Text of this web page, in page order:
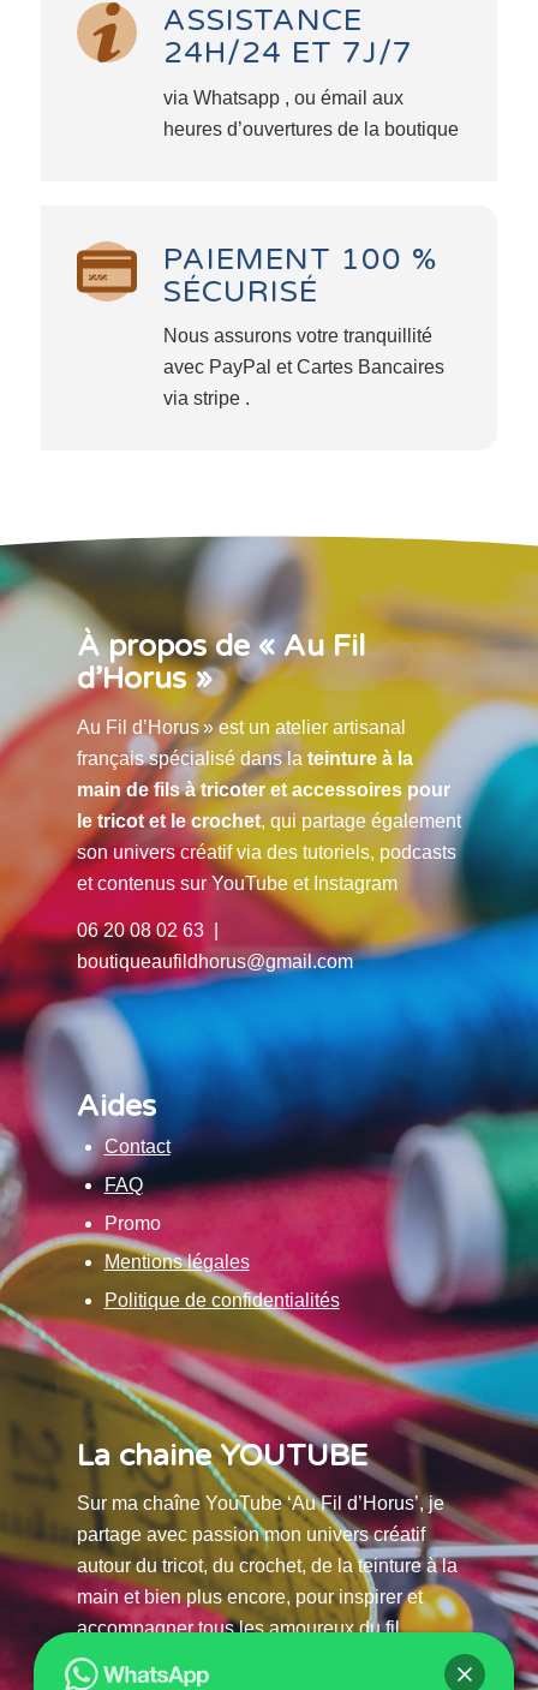
ASSISTANCE
24H/24 ET 7J/7
via Whatsapp , ou émail aux
heures d’ouvertures de la boutique
PAIEMENT 100 %
SÉCURISÉ
Nous assurons votre tranquillité
avec PayPal et Cartes Bancaires
via stripe .
À propos de « Au Fil
d’Horus »
Au Fil d’Horus » est un atelier artisanal
français spécialisé dans la teinture à la
main de fils à tricoter et accessoires pour
le tricot et le crochet, qui partage également
son univers créatif via des tutoriels, podcasts
et contenus sur YouTube et Instagram
06 20 08 02 63 |
boutiqueaufildhorus@gmail.com
Aides
Contact
FAQ
Promo
Mentions légales
Politique de confidentialités
La chaine YOUTUBE
Sur ma chaîne YouTube ‘Au Fil d’Horus’, je
partage avec passion mon univers créatif
autour du tricot, du crochet, de la teinture à la
main et bien plus encore, pour inspirer et
accompagner tous les amoureux du fil.